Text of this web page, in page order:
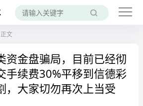
正文
资金盘骗局，目前已经彻
手续费30%平移到信德彩
，大家切勿再次上当受